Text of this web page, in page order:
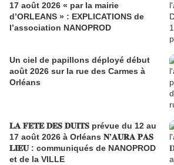
17 août 2026 « par la mairie
d’ORLEANS » : EXPLICATIONS de
l’association NANOPROD
Un ciel de papillons déployé début
août 2026 sur la rue des Carmes à
Orléans
𝐋𝐀 𝐅𝐄𝐓𝐄 𝐃𝐄𝐒 𝐃𝐔𝐈𝐓𝐒 prévue du 12 au
17 août 2026 à Orléans 𝐍’𝐀𝐔𝐑𝐀 𝐏𝐀𝐒
𝐋𝐈𝐄𝐔 : communiqués de NANOPROD
et de la VILLE